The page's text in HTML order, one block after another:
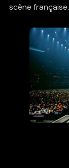
scène française.